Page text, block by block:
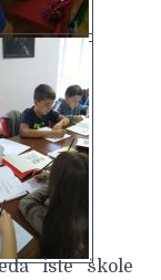
iste škole